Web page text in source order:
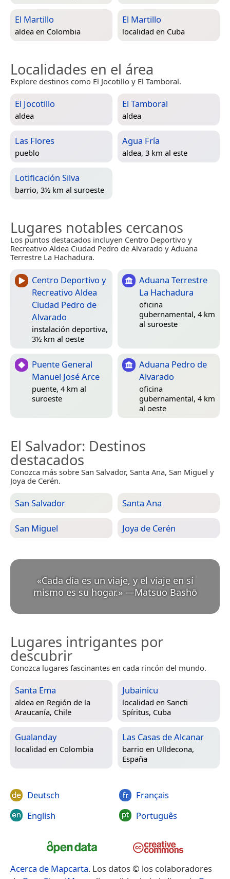
El Martillo
aldea en Colombia
El Martillo
localidad en Cuba
Localidades en el área
Explore destinos como El Jocotillo y El Tamboral.
El Jocotillo
aldea
El Tamboral
aldea
Las Flores
pueblo
Agua Fría
aldea, 3 km al este
Lotificación Silva
barrio, 3½ km al suroeste
Lugares notables cercanos
Los puntos destacados incluyen Centro Deportivo y
Recreativo Aldea Ciudad Pedro de Alvarado y Aduana
Terrestre La Hachadura.
Centro Deportivo y
Recreativo Aldea
Ciudad Pedro de
Alvarado
instalación deportiva,
3½ km al oeste
Aduana Terrestre
La Hachadura
oficina
gubernamental, 4 km
al suroeste
Puente General
Manuel José Arce
puente, 4 km al
suroeste
Aduana Pedro de
Alvarado
oficina
gubernamental, 4 km
al oeste
El Salvador: Destinos
destacados
Conozca más sobre San Salvador, Santa Ana, San Miguel y
Joya de Cerén.
San Salvador Santa Ana
San Miguel Joya de Cerén
«Cada día es un viaje, y el viaje en sí
mismo es su hogar.» —Matsuo Bashō
Lugares intrigantes por
descubrir
Conozca lugares fascinantes en cada rincón del mundo.
Santa Ema
aldea en Región de la
Araucanía, Chile
Jubainicu
localidad en Sancti
Spíritus, Cuba
Gualanday
localidad en Colombia
Las Casas de Alcanar
barrio en Ulldecona,
España
Deutsch
English
Français
Português
Acerca de Mapcarta. Los datos © los colaboradores